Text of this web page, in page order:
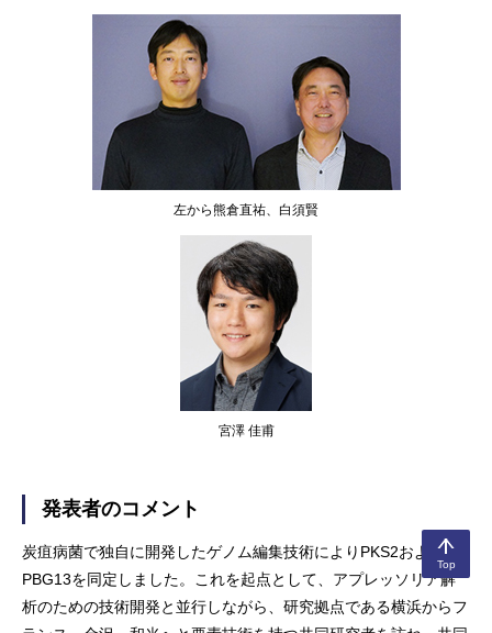
左から熊倉直祐、白須賢
宮澤 佳甫
発表者のコメント
炭疽病菌で独自に開発したゲノム編集技術によりPKS2および
PBG13を同定しました。これを起点として、アプレッソリア解
析のための技術開発と並行しながら、研究拠点である横浜からフ
Top